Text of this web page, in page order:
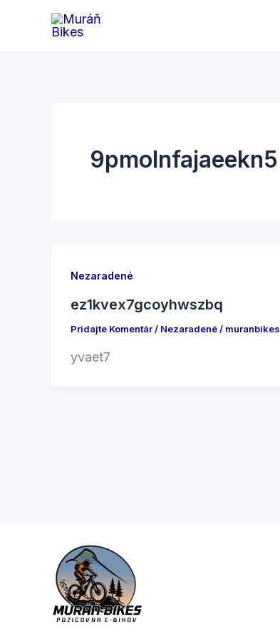
Preskočiť
9pmolnfajaeekn5
Nezaradené
ez1kvex7gcoyhwszbq
Pridajte Komentár/ Nezaradené/ muranbikes
yvaet7